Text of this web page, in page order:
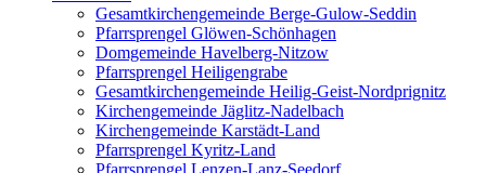
Gesamtkirchengemeinde Berge-Gulow-Seddin
Pfarrsprengel Glöwen-Schönhagen
Domgemeinde Havelberg-Nitzow
Pfarrsprengel Heiligengrabe
Gesamtkirchengemeinde Heilig-Geist-Nordprignitz
Kirchengemeinde Jäglitz-Nadelbach
Kirchengemeinde Karstädt-Land
Pfarrsprengel Kyritz-Land
Pfarrsprengel Lenzen-Lanz-Seedorf